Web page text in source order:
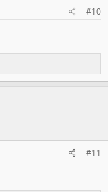
#10
#11